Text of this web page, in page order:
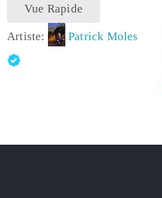
Vue Rapide
Artiste: Patrick Moles